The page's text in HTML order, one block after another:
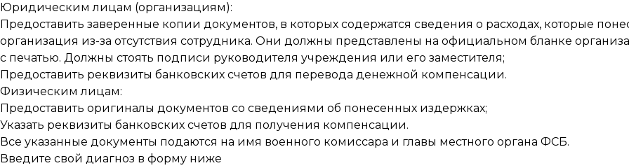
Юридическим лицам (организациям):
Предоставить заверенные копии документов, в которых содержатся сведения о расходах, которые
организация из-за отсутствия сотрудника. Они должны представлены на официальном бланке
с печатью. Должны стоять подписи руководителя учреждения или его заместителя;
Предоставить реквизиты банковских счетов для перевода денежной компенсации.
Физическим лицам:
Предоставить оригиналы документов со сведениями об понесенных издержках;
Указать реквизиты банковских счетов для получения компенсации.
Все указанные документы подаются на имя военного комиссара и главы местного органа ФСБ.
Введите свой диагноз в форму ниже